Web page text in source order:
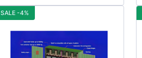
SALE -4%